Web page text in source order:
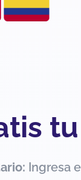
Ingresa